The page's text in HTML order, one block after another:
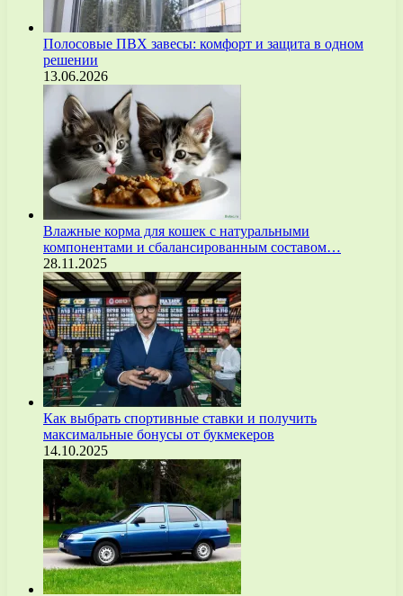
Полосовые ПВХ завесы: комфорт и защита в одном
решении
13.06.2026
Влажные корма для кошек с натуральными
компонентами и сбалансированным составом…
28.11.2025
Как выбрать спортивные ставки и получить
максимальные бонусы от букмекеров
14.10.2025